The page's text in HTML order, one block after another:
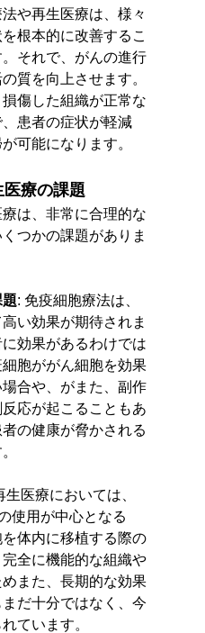
や再生医療は、様々
根本的に改善するこ
それで、がんの進行
質を向上させます。
傷した組織が正常な
患者の症状が軽減
可能になります。
療の課題
は、非常に合理的な
つかの課題がありま
: 免疫細胞療法は、
い効果が期待されま
効果があるわけでは
胞ががん細胞を効果
合や、がまた、副作
応が起こることもあ
の健康が脅かされる
生医療においては、
使用が中心となる
体内に移植する際の
全に機能的な組織や
また、長期的な効果
だ十分ではなく、今
ています。